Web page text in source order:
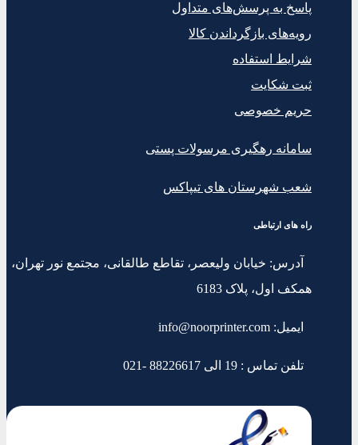
پاسخ به پرسش‌های متداول
رویه‌های بازگرداندن کالا
شرایط استفاده
ثبت شکایت
حریم خصوصی
سامانه رهگیری مرسولات پستی
شعب شهرستان های تیپاکس
راه های ارتباطی
آدرس: خیابان ولیعصر، تقاطع طالقانی، مجتمع نور تهران،
همکف اول، پلاک 6183
ایمیل: info@noorprinter.com
تلفن تماس : 19 الی 88226617 -021